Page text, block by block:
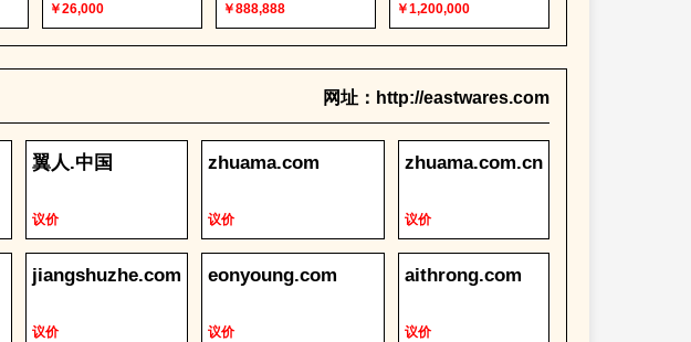
￥26,000
￥888,888
￥1,200,000
网址：http://eastwares.com
翼人.中国
议价
zhuama.com
议价
zhuama.com.cn
议价
jiangshuzhe.com
议价
eonyoung.com
议价
aithrong.com
议价